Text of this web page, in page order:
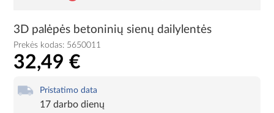
3D palėpės betoninių sienų dailylentės
Prekės kodas: 5650011
32,49 €
Pristatimo data
17 darbo dienų